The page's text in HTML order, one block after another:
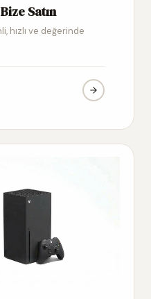
Satın
hızlı ve değerinde